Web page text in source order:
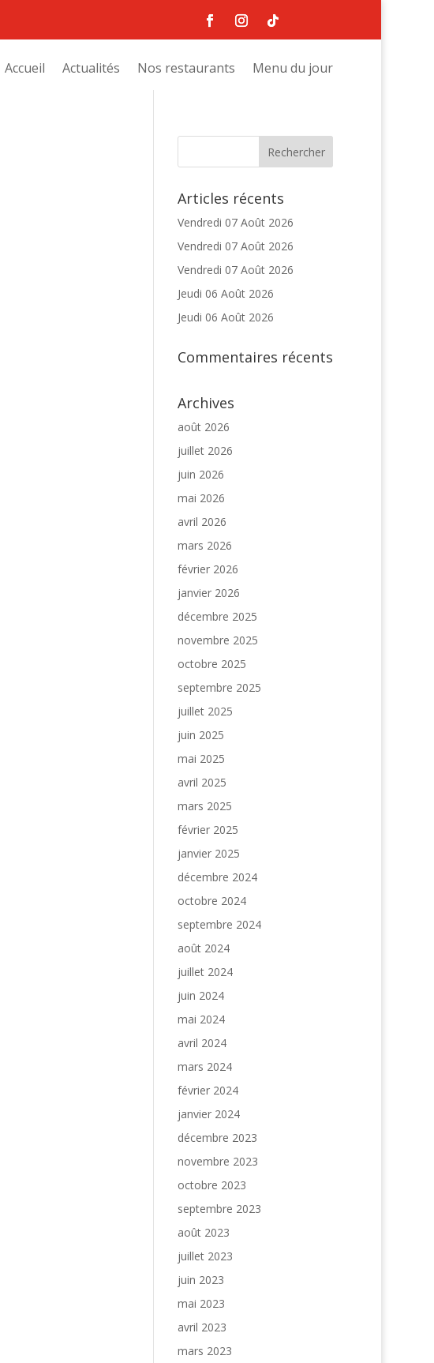
Accueil Actualités Nos restaurants Menu du jour
Articles récents
Vendredi 07 Août 2026
Vendredi 07 Août 2026
Vendredi 07 Août 2026
Jeudi 06 Août 2026
Jeudi 06 Août 2026
Commentaires récents
Archives
août 2026
juillet 2026
juin 2026
mai 2026
avril 2026
mars 2026
février 2026
janvier 2026
décembre 2025
novembre 2025
octobre 2025
septembre 2025
juillet 2025
juin 2025
mai 2025
avril 2025
mars 2025
février 2025
janvier 2025
décembre 2024
octobre 2024
septembre 2024
août 2024
juillet 2024
juin 2024
mai 2024
avril 2024
mars 2024
février 2024
janvier 2024
décembre 2023
novembre 2023
octobre 2023
septembre 2023
août 2023
juillet 2023
juin 2023
mai 2023
avril 2023
mars 2023